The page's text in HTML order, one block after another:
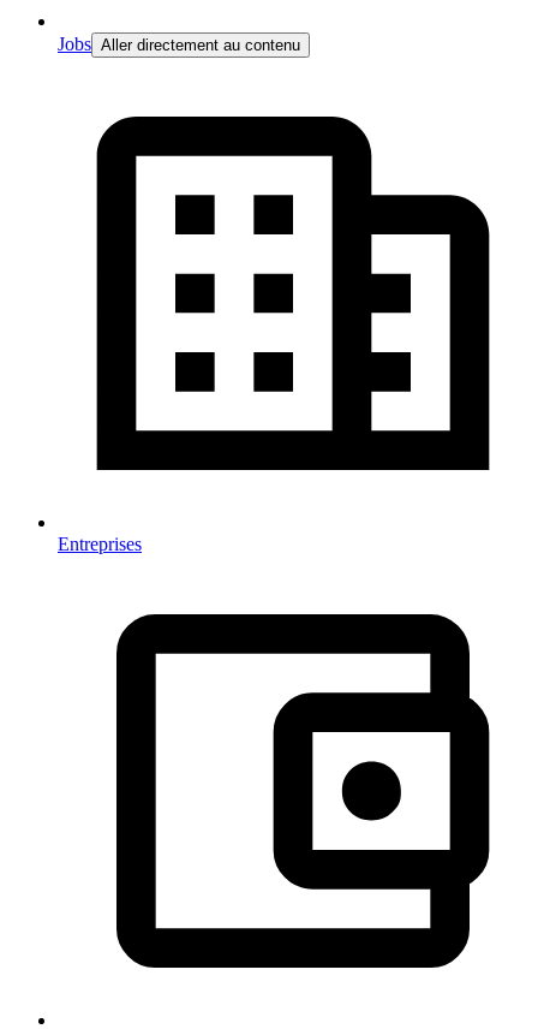
Jobs Aller directement au contenu
Entreprises